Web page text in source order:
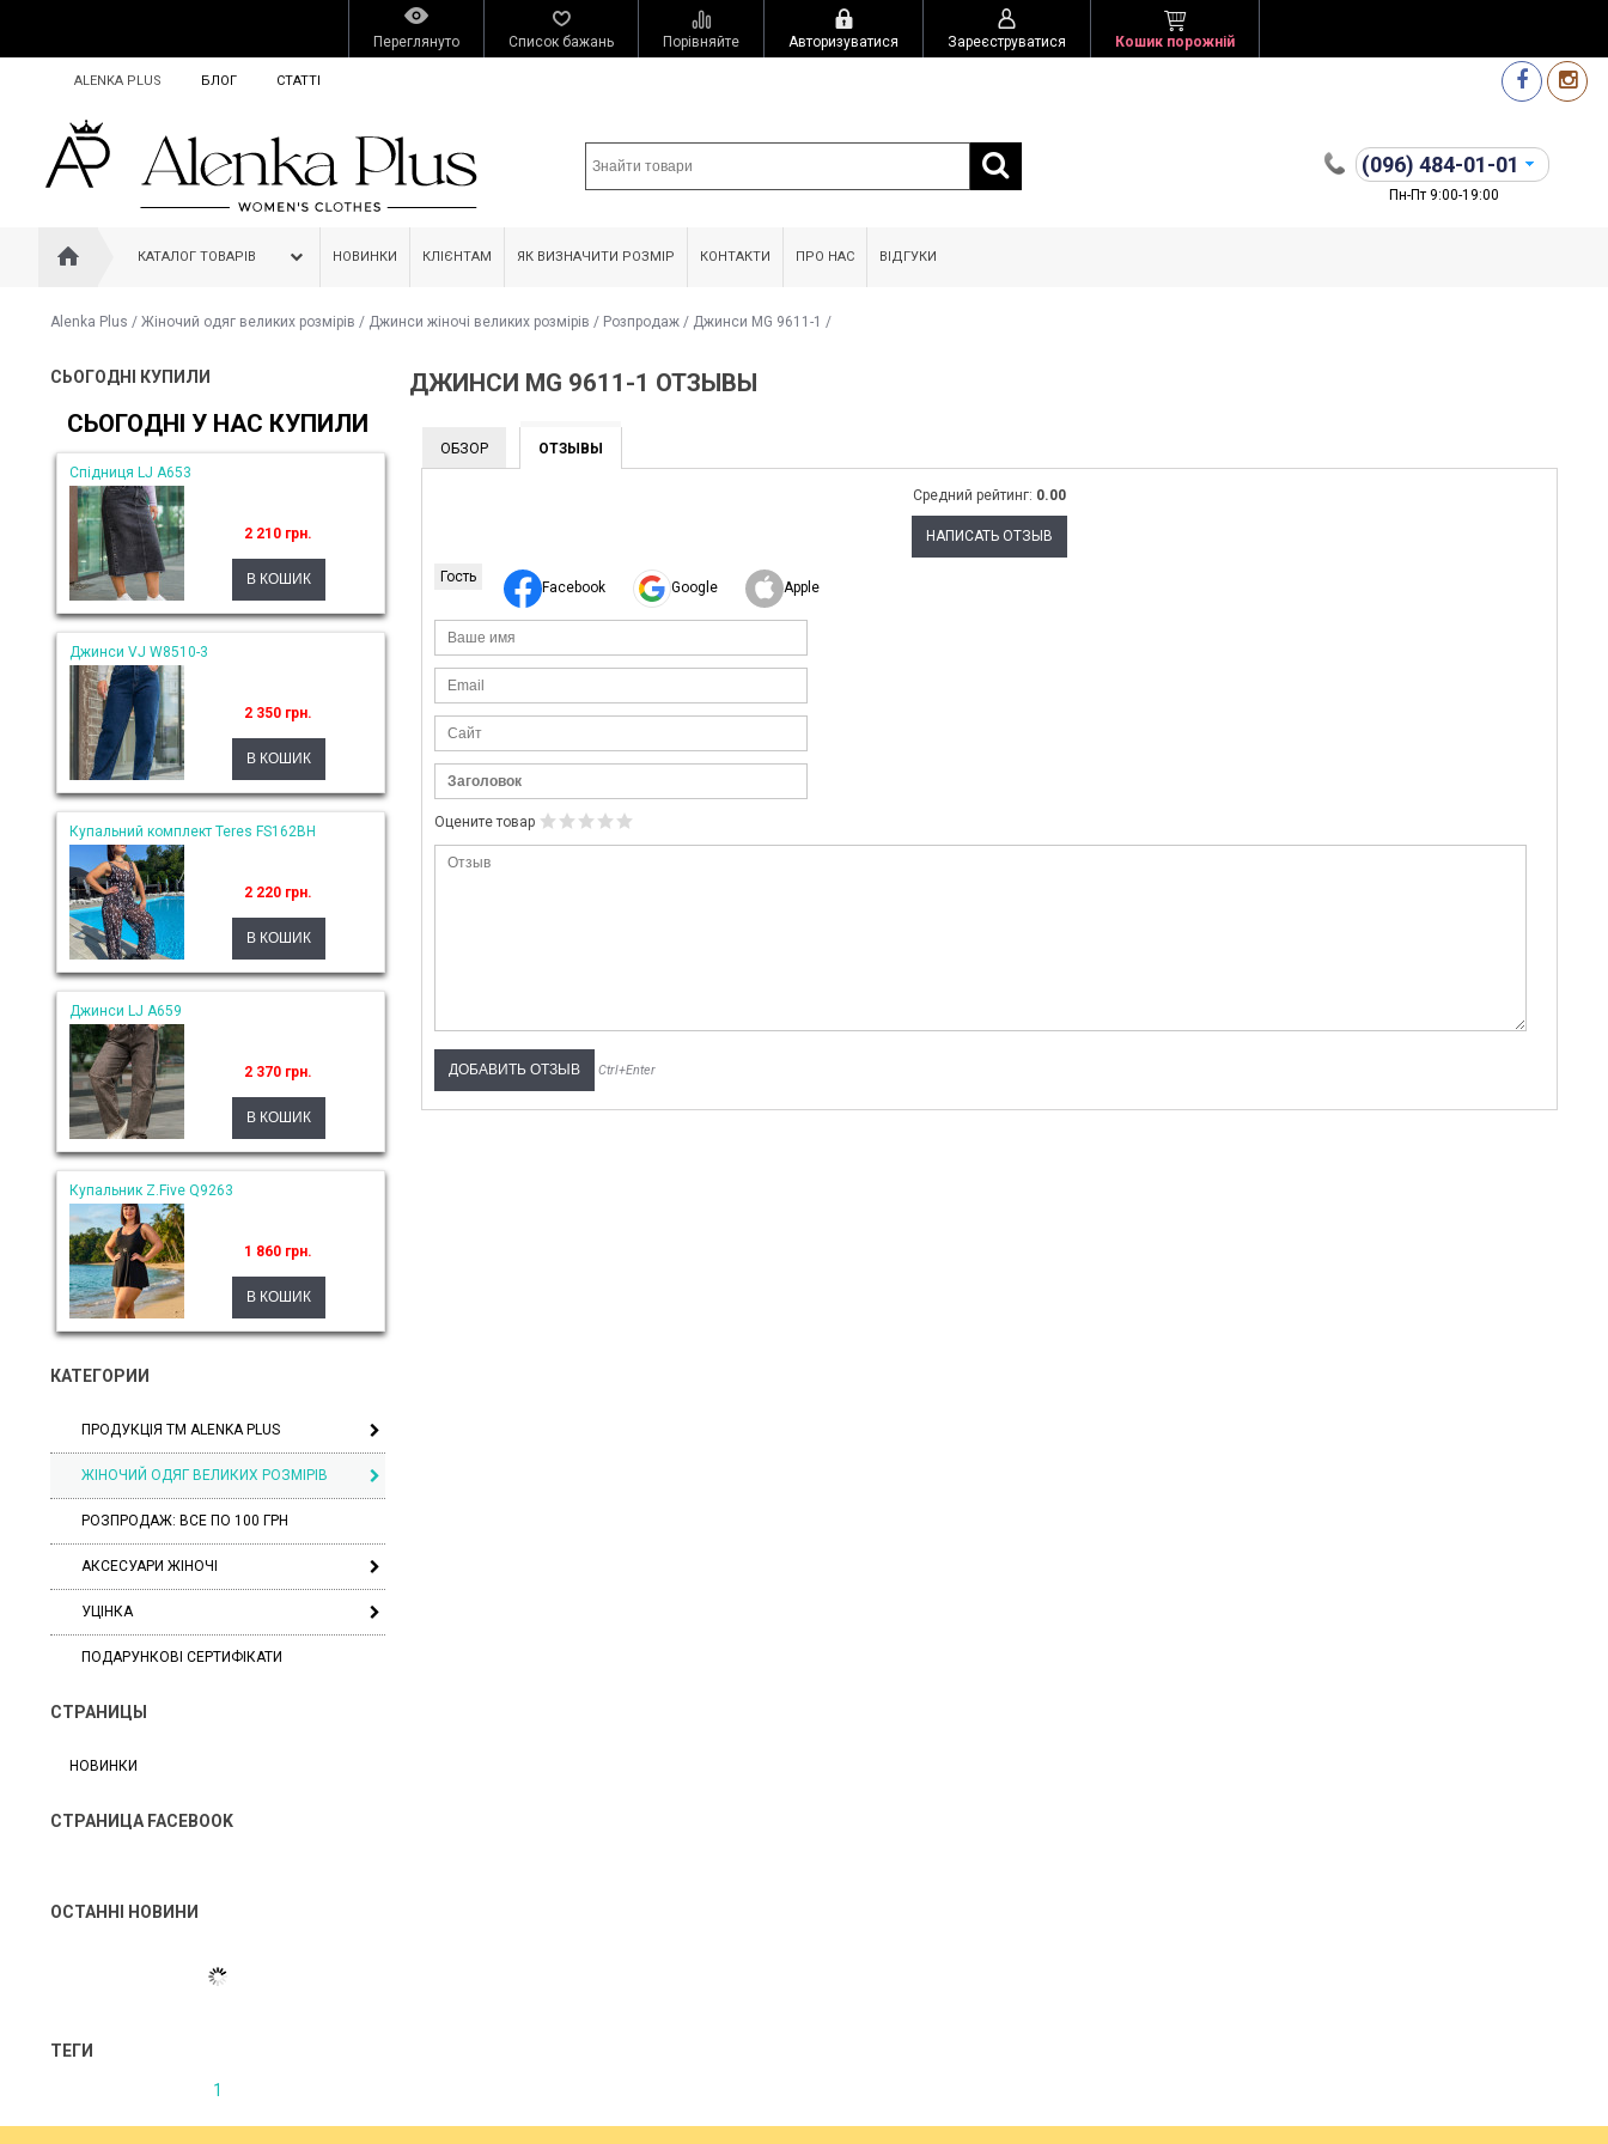
Переглянуто Список бажань Порівняйте Авторизуватися Зареєструватися Кошик порожній
ALENKA PLUS БЛОГ СТАТТІ
(096) 484-01-01
Пн-Пт 9:00-19:00
КАТАЛОГ ТОВАРІВ НОВИНКИ КЛІЄНТАМ ЯК ВИЗНАЧИТИ РОЗМІР КОНТАКТИ ПРО НАС ВІДГУКИ
Alenka Plus / Жіночий одяг великих розмірів / Джинси жіночі великих розмірів / Розпродаж / Джинси MG 9611-1 /
СЬОГОДНІ КУПИЛИ
СЬОГОДНІ У НАС КУПИЛИ
Спідниця LJ A653
2 210 грн.
Джинси VJ W8510-3
2 350 грн.
Купальний комплект Teres FS162BH
2 220 грн.
Джинси LJ A659
2 370 грн.
Купальник Z.Five Q9263
1 860 грн.
КАТЕГОРИИ
ПРОДУКЦІЯ ТМ ALENKA PLUS
ЖІНОЧИЙ ОДЯГ ВЕЛИКИХ РОЗМІРІВ
РОЗПРОДАЖ: ВСЕ ПО 100 ГРН
АКСЕСУАРИ ЖІНОЧІ
УЦІНКА
ПОДАРУНКОВІ СЕРТИФІКАТИ
СТРАНИЦЫ
НОВИНКИ
СТРАНИЦА FACEBOOK
ОСТАННІ НОВИНИ
ТЕГИ
1
ДЖИНСИ MG 9611-1 ОТЗЫВЫ
ОБЗОР ОТЗЫВЫ
Средний рейтинг: 0.00
НАПИСАТЬ ОТЗЫВ
Гость
Facebook Google Apple
Оцените товар
Ctrl+Enter